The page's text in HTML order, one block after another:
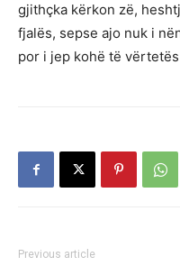
gjithçka kërkon zë,
fjalës, sepse ajo nuk i
por i jep kohë të
Previous article